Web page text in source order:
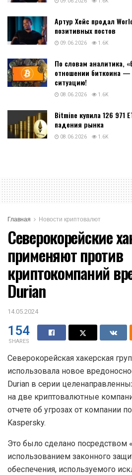
Артур Хейс продал
позитивных постов
09.06.2026 1.6K
По словам аналитика,
отношении биткоина
ситуацию!
08.06.2026 1.6K
Bitmine купила 126 971
падения рынка
08.06.2026 1.6K
Главная Новости криптовалют
Северокорейские
применяют против
криптокомпаний
Durian
14.05.2024
154
SHARES
Северокорейская хакерская
использовала новое
Durian в серии
на две криптовалютные
отчете об угрозах от компании
Kaspersky.
Это было сделано посредством
использованием законного
обеспечения, используемого